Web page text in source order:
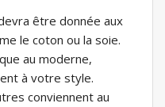
être donnée aux
le coton ou la soie.
au moderne,
à votre style.
conviennent au